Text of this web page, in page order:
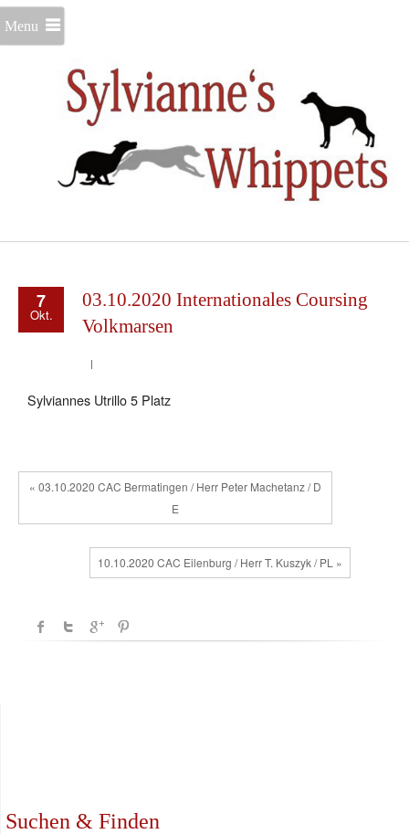
Menu
7
Okt.
03.10.2020 Internationales Coursing
Volkmarsen
Sylviannes Utrillo 5 Platz
« 03.10.2020 CAC Bermatingen / Herr Peter Machetanz / D
E
10.10.2020 CAC Eilenburg / Herr T. Kuszyk / PL »
Suchen & Finden